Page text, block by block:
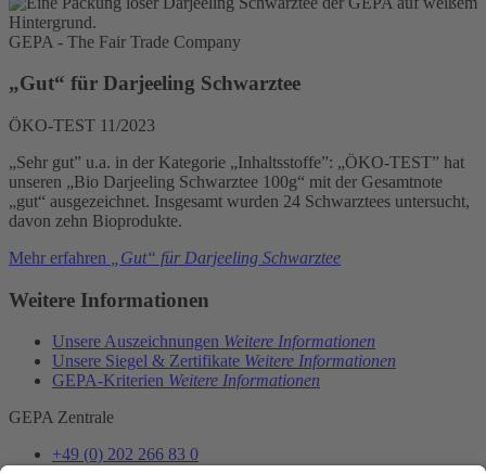
GEPA - The Fair Trade Company
„Gut“ für Darjeeling Schwarztee
ÖKO-TEST 11/2023
„Sehr gut” u.a. in der Kategorie „Inhaltsstoffe”: „ÖKO-TEST” hat
unseren „Bio Darjeeling Schwarztee 100g“ mit der Gesamtnote
„gut“ ausgezeichnet. Insgesamt wurden 24 Schwarztees untersucht,
davon zehn Bioprodukte.
Mehr erfahren
„Gut“ für Darjeeling Schwarztee
Weitere Informationen
Unsere Auszeichnungen Weitere Informationen
Unsere Siegel & Zertifikate Weitere Informationen
GEPA-Kriterien Weitere Informationen
GEPA Zentrale
+49 (0) 202 266 83 0